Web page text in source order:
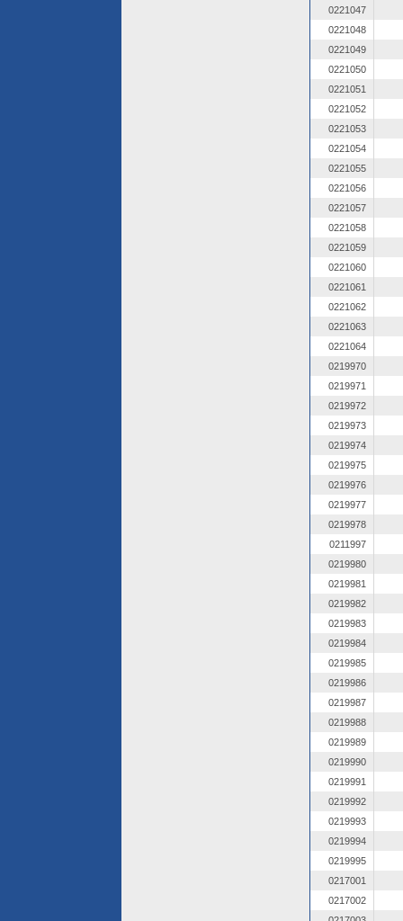
0221047
0221048
0221049
0221050
0221051
0221052
0221053
0221054
0221055
0221056
0221057
0221058
0221059
0221060
0221061
0221062
0221063
0221064
0219970
0219971
0219972
0219973
0219974
0219975
0219976
0219977
0219978
0211997
0219980
0219981
0219982
0219983
0219984
0219985
0219986
0219987
0219988
0219989
0219990
0219991
0219992
0219993
0219994
0219995
0217001
0217002